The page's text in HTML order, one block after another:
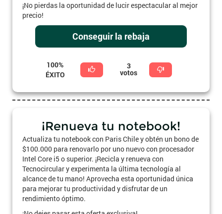
¡No pierdas la oportunidad de lucir espectacular al mejor
precio!
Conseguir la rebaja
100%
ÉXITO
3
votos
¡Renueva tu notebook!
Actualiza tu notebook con Paris Chile y obtén un bono de
$100.000 para renovarlo por uno nuevo con procesador
Intel Core i5 o superior. ¡Recicla y renueva con
Tecnocircular y experimenta la última tecnología al
alcance de tu mano! Aprovecha esta oportunidad única
para mejorar tu productividad y disfrutar de un
rendimiento óptimo.